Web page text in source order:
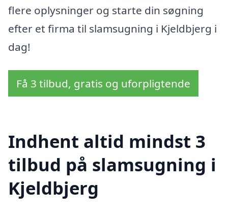
flere oplysninger og starte din søgning
efter et firma til slamsugning i Kjeldbjerg i
dag!
Få 3 tilbud, gratis og uforpligtende
Indhent altid mindst 3
tilbud på slamsugning i
Kjeldbjerg